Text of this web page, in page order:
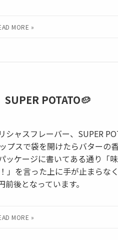
POTATO🥔
ャスフレーバー、SUPER
プスで袋を開けたらバターの
ケージに書いてある通り「
」を言った上に手が止まらな
後となっています。